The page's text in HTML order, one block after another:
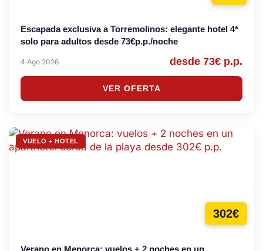
Escapada exclusiva a Torremolinos: elegante hotel 4*
solo para adultos desde 73€p.p./noche
4 Ago 2026 desde 73€ p.p.
VER OFERTA
VUELO + HOTEL
302€